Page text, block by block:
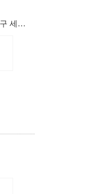
세트 4